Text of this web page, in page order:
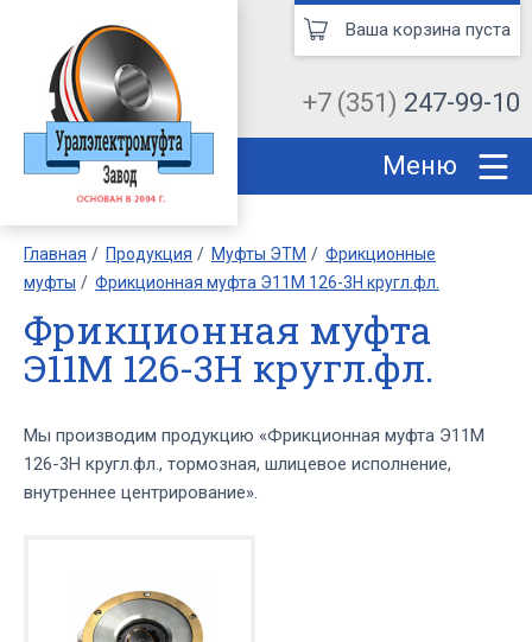
+7 (351) 247-99-10
Ваша корзина пуста
Меню
Главная Продукция Муфты ЭТМ
Фрикционные
муфты
Фрикционная муфта Э11М 126-3Н кругл.фл.
Фрикционная муфта
Э11М 126-3Н кругл.фл.
Мы производим продукцию «Фрикционная муфта Э11М
126-3Н кругл.фл., тормозная, шлицевое исполнение,
внутреннее центрирование».